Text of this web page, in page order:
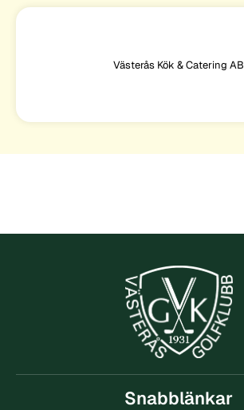
Västerås Kök & Catering AB
Snabblänkar